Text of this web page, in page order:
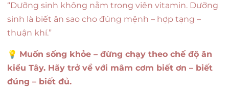
“Dưỡng sinh không nằm trong viên vitamin. Dưỡng
sinh là biết ăn sao cho đúng mệnh – hợp tạng –
thuận khí.”
💡 Muốn sống khỏe – đừng chạy theo chế độ ăn
kiểu Tây. Hãy trở về với mâm cơm biết ơn – biết
đúng – biết đủ.